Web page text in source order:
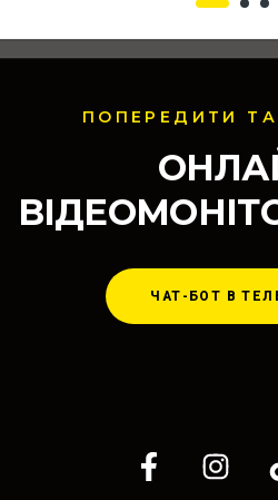
ПОПЕРЕДИТИ ТА
ЧАТ-БОТ В